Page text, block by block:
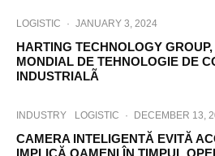
LOGISTIC · JANUARY 3, 2024
HARTING TECHNOLOGY
MONDIAL DE TEHNOLOGIE DE
INDUSTRIALÃ
INDUSTRY LOGISTIC · DECEMBER 13,
CAMERA INTELIGENTĂ EVITĂ
IMPLICĂ OAMENI ÎN TIMPUL